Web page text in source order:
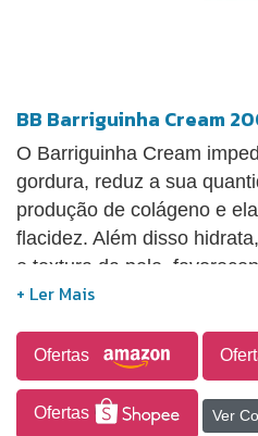
BB Barriguinha Cream
O Barriguinha Cream
gordura, reduz a sua
produção de colágeno e
flacidez. Além disso
e textura da pele,
suavização de estrias.
Ofertas
Ofertas Ver